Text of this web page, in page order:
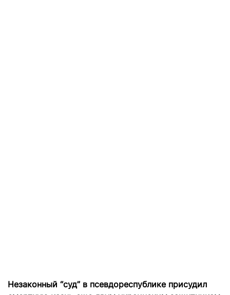
Незаконный “суд” в псевдореспублике присудил